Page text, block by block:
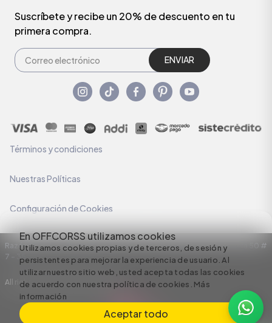
En OFFCORSS utilizamos cookies
Utilizamos cookies propias y de terceros, de sesión y
persistentes para mejorar la experiencia de usuario. Al
utilizar nuestro sitio web, usted acepta todas las cookies
de acuerdo con nuestra política de cookies. Más
información
Aceptar todo
Suscríbete y recibe un 20% de descuento en tu
primera compra.
ENVIAR
Términos y condiciones
Nuestras Políticas
Configuración de Cookies
Razón Social: C.I HERMECO S.A. NIT: 890924167-6 Dirección: Carrera 50 #
7 – 35
All rights reserved empowered by